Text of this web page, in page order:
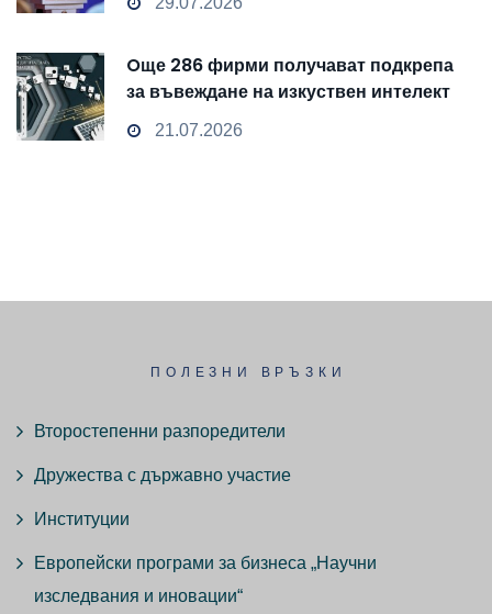
Oще 286 фирми получават подкрепа
за въвеждане на изкуствен интелект
и облачни технологии
21.07.2026
ПОЛЕЗНИ ВРЪЗКИ
Второстепенни разпоредители
Дружества с държавно участие
Институции
Европейски програми за бизнеса „Научни
изследвания и иновации“